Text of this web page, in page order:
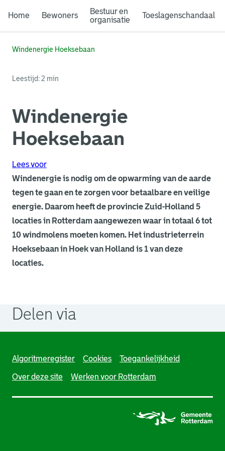
Home Bewoners
Bestuur en
organisatie
Toeslagenschandaal
Windenergie Hoeksebaan
Leestijd: 2 min
Windenergie
Hoeksebaan
Lees voor
Windenergie is nodig om de opwarming van de aarde
tegen te gaan en te zorgen voor betaalbare en veilige
energie. Daarom heeft de provincie Zuid-Holland 5
locaties in Rotterdam aangewezen waar in totaal 6 tot
10 windmolens moeten komen. Het industrieterrein
Hoeksebaan in Hoek van Holland is 1 van deze
locaties.
Delen via
Algoritmeregister Cookies Toegankelijkheid
Over deze site Werken voor Rotterdam